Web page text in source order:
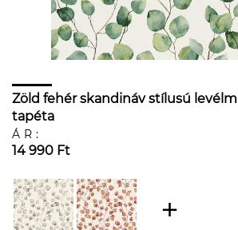
Zöld fehér skandináv stílusú
tapéta
ÁR:
14 990 Ft